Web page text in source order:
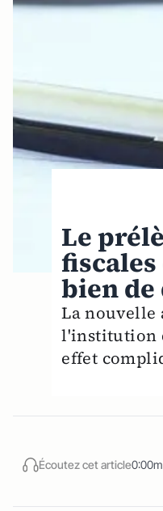
Le
bien de
La nouvelle
l'institution
effet
Écoutez cet article